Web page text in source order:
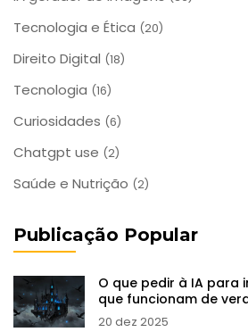
Tecnologia e Ética (20)
Direito Digital (18)
Tecnologia (16)
Curiosidades (6)
Chatgpt use (2)
Saúde e Nutrição (2)
Publicação Popular
O que pedir à IA para
que funcionam de
20 dez 2025